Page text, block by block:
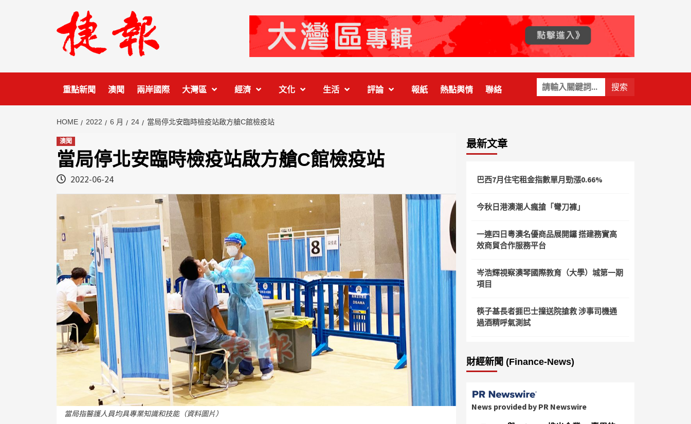
關
鍵
字:
重點新聞 澳聞 兩岸國際 大灣區 經濟 文化 生活 評論 報紙 熱點輿情 聯絡
HOME 2022 6 月 24 當局停北安臨時檢疫站啟方艙C館檢疫站
澳聞
當局停北安臨時檢疫站啟方艙C館檢疫站
2022-06-24
當局指醫護人員均具專業知識和技能（資料圖片）
最新文章
巴西7月住宅租金指數單月勁漲0.66%
今秋日港澳潮人瘋搶「彎刀褲」
一連四日粵澳名優商品展開鑼 搭建務實高
效商貿合作服務平台
岑浩輝視察澳琴國際教育（大學）城第一期
項目
筷子基長者捱巴士撞送院搶救 涉事司機通
過酒精呼氣測試
財經新聞 (Finance-News)
News provided by PR Newswire